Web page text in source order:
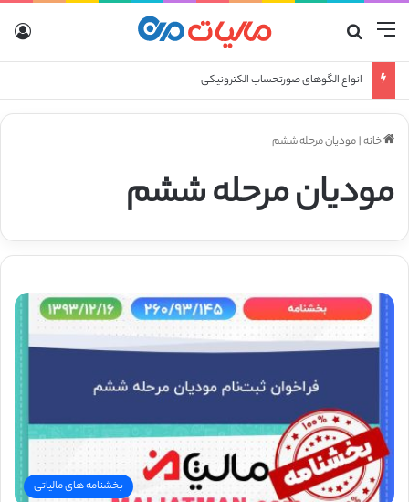
منو
انواع الگوهای صورتحساب الکترونیکی
خانه|مودیان مرحله ششم
مودیان مرحله ششم
بخشنامه های مالیاتی